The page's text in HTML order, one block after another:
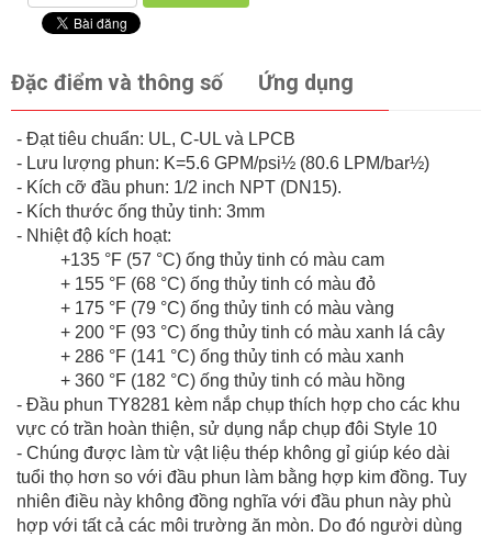
Đặc điểm và thông số Ứng dụng
- Đạt tiêu chuẩn: UL, C-UL và LPCB
- Lưu lượng phun: K=5.6 GPM/psi½ (80.6 LPM/bar½)
- Kích cỡ đầu phun: 1/2 inch NPT (DN15).
- Kích thước ống thủy tinh: 3mm
- Nhiệt độ kích hoạt:
+135 °F (57 °C) ống thủy tinh có màu cam
+ 155 °F (68 °C) ống thủy tinh có màu đỏ
+ 175 °F (79 °C) ống thủy tinh có màu vàng
+ 200 °F (93 °C) ống thủy tinh có màu xanh lá cây
+ 286 °F (141 °C) ống thủy tinh có màu xanh
+ 360 °F (182 °C) ống thủy tinh có màu hồng
- Đầu phun TY8281 kèm nắp chụp thích hợp cho các khu
vực có trần hoàn thiện, sử dụng nắp chụp đôi Style 10
- Chúng được làm từ vật liệu thép không gỉ giúp kéo dài
tuổi thọ hơn so với đầu phun làm bằng hợp kim đồng. Tuy
nhiên điều này không đồng nghĩa với đầu phun này phù
hợp với tất cả các môi trường ăn mòn. Do đó người dùng